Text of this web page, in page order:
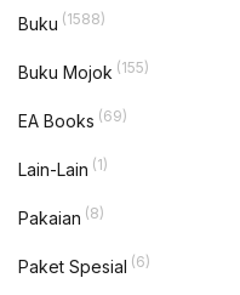
Buku (1588)
Buku Mojok (155)
EA Books (69)
Lain-Lain (1)
Pakaian (8)
Paket Spesial (6)